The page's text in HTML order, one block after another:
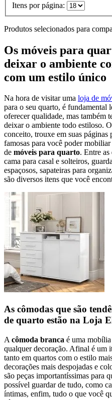
Itens por página:
Produtos selecionados para
Os móveis para
deixar o ambiente
com um estilo único
Na hora de visitar uma loja de
para o seu quarto, é fundamental
oferecer qualidade, mas também
deixar o ambiente todo estiloso.
conceito, trouxe em suas
famosas para você poder
de móveis para quarto. Entre
cama para casal e solteiros,
espaçosos, sapateiras para
são diversos itens que você
As cômodas que são
de quarto estão na Loja
A cômoda branca é uma
qualquer decoração. Afinal é um
tanto em quartos com o estilo
decorações mais despojadas e
são peças importantíssimas para
possível guardar de tudo, como
íntimas, enfim, tudo o que você